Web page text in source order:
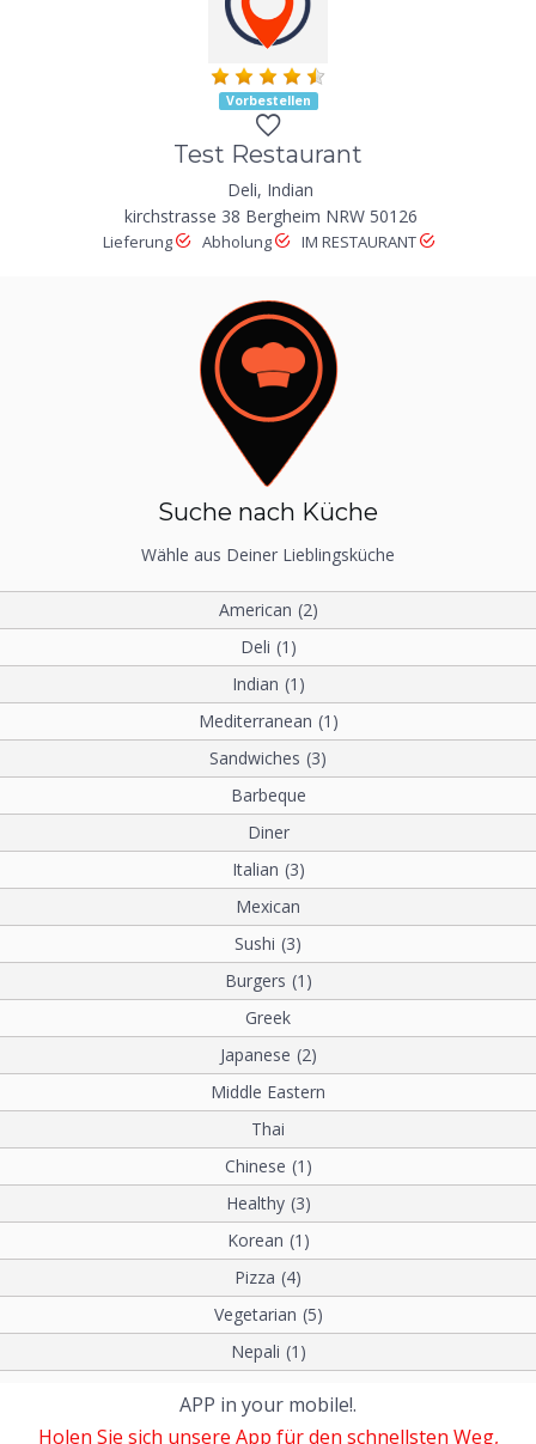
Vorbestellen
Test Restaurant
Deli, Indian
kirchstrasse 38 Bergheim NRW 50126
Lieferung Abholung IM RESTAURANT
Suche nach Küche
Wähle aus Deiner Lieblingsküche
American (2)
Deli (1)
Indian (1)
Mediterranean (1)
Sandwiches (3)
Barbeque
Diner
Italian (3)
Mexican
Sushi (3)
Burgers (1)
Greek
Japanese (2)
Middle Eastern
Thai
Chinese (1)
Healthy (3)
Korean (1)
Pizza (4)
Vegetarian (5)
Nepali (1)
APP in your mobile!.
Holen Sie sich unsere App für den schnellsten Weg,